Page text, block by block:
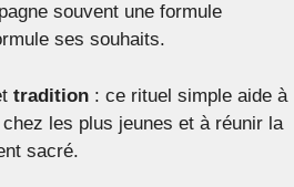
souvent une formule
ses souhaits.
tradition : ce rituel simple aide à
les plus jeunes et à réunir la
sacré.